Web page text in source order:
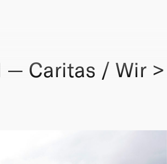
— Caritas / Wir >